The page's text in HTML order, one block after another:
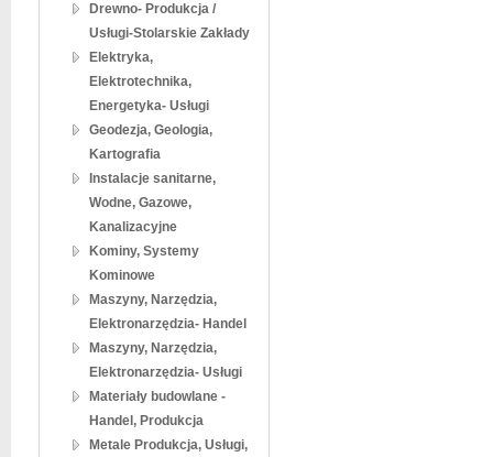
Drewno- Produkcja /
Usługi-Stolarskie Zakłady
Elektryka,
Elektrotechnika,
Energetyka- Usługi
Geodezja, Geologia,
Kartografia
Instalacje sanitarne,
Wodne, Gazowe,
Kanalizacyjne
Kominy, Systemy
Kominowe
Maszyny, Narzędzia,
Elektronarzędzia- Handel
Maszyny, Narzędzia,
Elektronarzędzia- Usługi
Materiały budowlane -
Handel, Produkcja
Metale Produkcja, Usługi,